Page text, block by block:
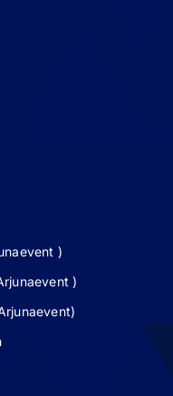
)
)